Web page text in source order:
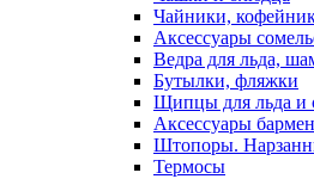
Чайники,
Аксессуары
Ведра для льда,
Бутылки, фляжки
Щипцы для льда и
Аксессуары
Штопоры.
Термосы